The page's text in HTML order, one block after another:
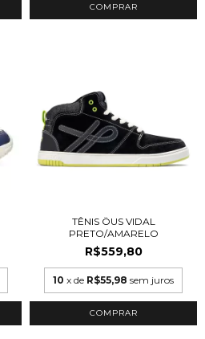
COMPRAR
TÊNIS ÖUS VIDAL
PRETO/AMARELO
R$559,80
10 x de R$55,98 sem juros
COMPRAR